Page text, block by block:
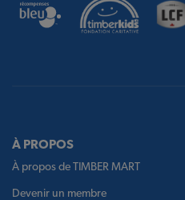
À PROPOS
À propos de TIMBER MART
Devenir un membre